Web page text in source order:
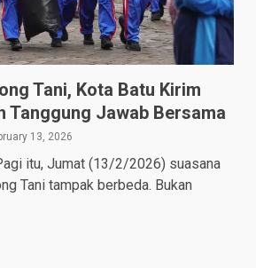
Tani, Kota Batu Kirim
Tanggung Jawab Bersama
13, 2026
itu, Jumat (13/2/2026) suasana
Tani tampak berbeda. Bukan